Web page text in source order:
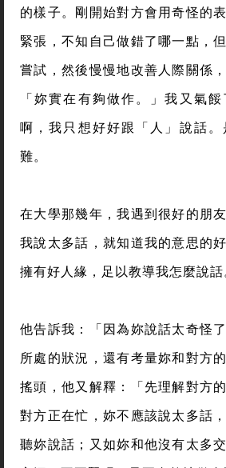
的樣子。剛開始對方會用奇怪的
緊張，不知自己做錯了哪一點，
嘗試，然後慢慢地改善人際關係
「妳實在有夠做作。」我又氣
啊，我只想好好跟「人」說話
難。
在大學那幾年，我遇到很好的朋
我說太多話，就知道我的意思的
擁有好人緣，足以教導我怎麼說話
他告訴我：「因為妳說話太奇怪
所處的狀況，還有考量妳和對方
搖頭，他又解釋：「先理解對方
對方正在忙，妳不應該說太多話
聽妳說話；又如妳和他沒有太多